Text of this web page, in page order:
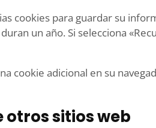
cookies para guardar su
un año. Si selecciona
cookie adicional en su
sitios web